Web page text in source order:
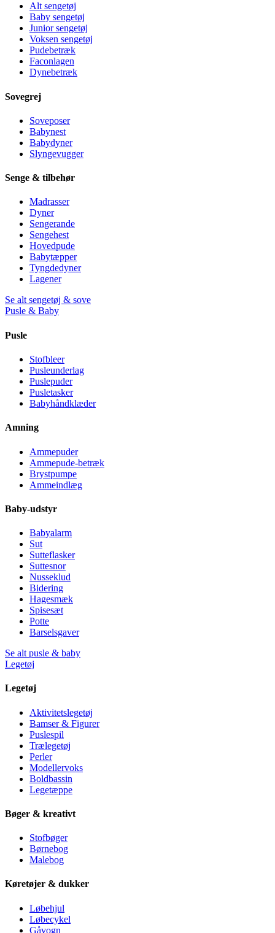
Alt sengetøj
Baby sengetøj
Junior sengetøj
Voksen sengetøj
Pudebetræk
Faconlagen
Dynebetræk
Sovegrej
Soveposer
Babynest
Babydyner
Slyngevugger
Senge & tilbehør
Madrasser
Dyner
Sengerande
Sengehest
Hovedpude
Babytæpper
Tyngdedyner
Lagener
Se alt sengetøj & sove
Pusle & Baby
Pusle
Stofbleer
Pusleunderlag
Puslepuder
Pusletasker
Babyhåndklæder
Amning
Ammepuder
Ammepude-betræk
Brystpumpe
Ammeindlæg
Baby-udstyr
Babyalarm
Sut
Sutteflasker
Suttesnor
Nusseklud
Bidering
Hagesmæk
Spisesæt
Potte
Barselsgaver
Se alt pusle & baby
Legetøj
Legetøj
Aktivitetslegetøj
Bamser & Figurer
Puslespil
Trælegetøj
Perler
Modellervoks
Boldbassin
Legetæppe
Bøger & kreativt
Stofbøger
Børnebog
Malebog
Køretøjer & dukker
Løbehjul
Løbecykel
Gåvogn